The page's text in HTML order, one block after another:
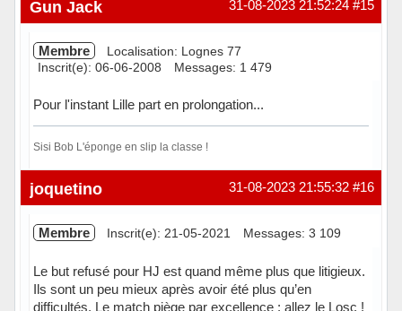
#15
31-08-2023 21:52:24
Gun Jack
Membre
Localisation: Lognes 77
Inscrit(e): 06-06-2008
Messages: 1 479
Pour l'instant Lille part en prolongation...
Sisi Bob L'éponge en slip la classe !
Hors ligne #16
31-08-2023 21:55:32
joquetino
Membre Inscrit(e): 21-05-2021 Messages: 3 109
Le but refusé pour HJ est quand même plus que litigieux.
Ils sont un peu mieux après avoir été plus qu’en
difficultés. Le match piège par excellence : allez le Losc !